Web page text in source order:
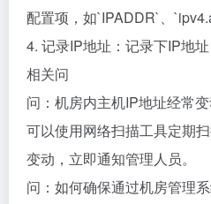
配置项，如`IPADDR`、
4. 记录IP地址：记录下IP地址
相关问
问：机房内主机IP地址经常
可以使用网络扫描工具定期
变动，立即通知管理人员。
问：如何确保通过机房管理